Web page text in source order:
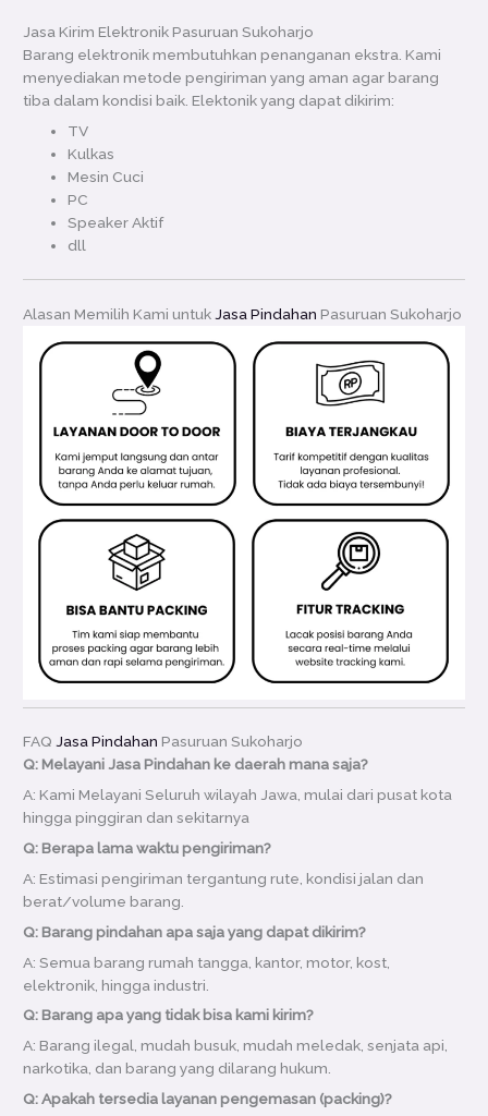
Jasa Kirim Elektronik Pasuruan Sukoharjo
Barang elektronik membutuhkan penanganan ekstra. Kami
menyediakan metode pengiriman yang aman agar barang
tiba dalam kondisi baik. Elektonik yang dapat dikirim:
TV
Kulkas
Mesin Cuci
PC
Speaker Aktif
dll
Alasan Memilih Kami untuk Jasa Pindahan Pasuruan Sukoharjo
FAQJasa Pindahan Pasuruan Sukoharjo
Q: Melayani Jasa Pindahan ke daerah mana saja?
A: Kami Melayani Seluruh wilayah Jawa, mulai dari pusat kota
hingga pinggiran dan sekitarnya
Q: Berapa lama waktu pengiriman?
A: Estimasi pengiriman tergantung rute, kondisi jalan dan
berat/volume barang.
Q: Barang pindahan apa saja yang dapat dikirim?
A: Semua barang rumah tangga, kantor, motor, kost,
elektronik, hingga industri.
Q: Barang apa yang tidak bisa kami kirim?
A: Barang ilegal, mudah busuk, mudah meledak, senjata api,
narkotika, dan barang yang dilarang hukum.
Q: Apakah tersedia layanan pengemasan (packing)?